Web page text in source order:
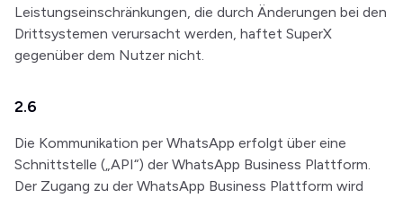
Leistungseinschränkungen, die durch Änderungen bei den
Drittsystemen verursacht werden, haftet SuperX
gegenüber dem Nutzer nicht.
2.6
Die Kommunikation per WhatsApp erfolgt über eine
Schnittstelle („API“) der WhatsApp Business Plattform.
Der Zugang zu der WhatsApp Business Plattform wird